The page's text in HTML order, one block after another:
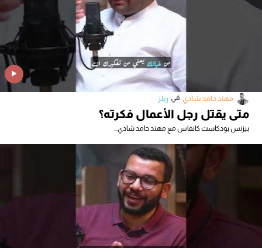
ريلز في مهند حامد شادي
متى يقتل رجل الأعمال فكرته؟
بيزنس بودكاست كانفاس مع مهند حامد شادي...